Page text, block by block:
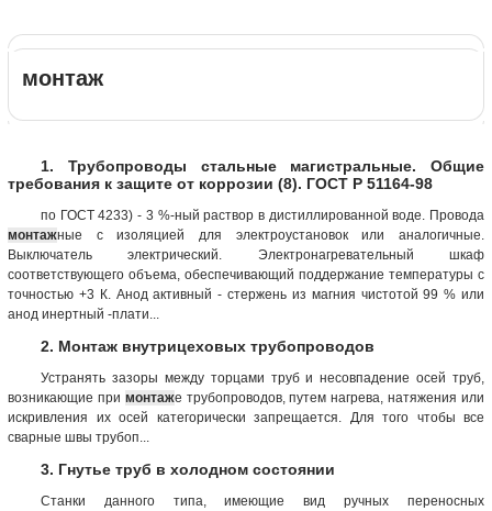
монтаж
1. Трубопроводы стальные магистральные. Общие
требования к защите от коррозии (8). ГОСТ Р 51164-98
по ГОСТ 4233) - 3 %-ный раствор в дистиллированной воде. Провода
монтажные с изоляцией для электроустановок или аналогичные.
Выключатель электрический. Электронагревательный шкаф
соответствующего объема, обеспечивающий поддержание температуры с
точностью +3 К. Анод активный - стержень из магния чистотой 99 % или
анод инертный -плати...
2. Монтаж внутрицеховых трубопроводов
Устранять зазоры между торцами труб и несовпадение осей труб,
возникающие при монтаже трубопроводов, путем нагрева, натяжения или
искривления их осей категорически запрещается. Для того чтобы все
сварные швы трубоп...
3. Гнутье труб в холодном состоянии
Станки данного типа, имеющие вид ручных переносных